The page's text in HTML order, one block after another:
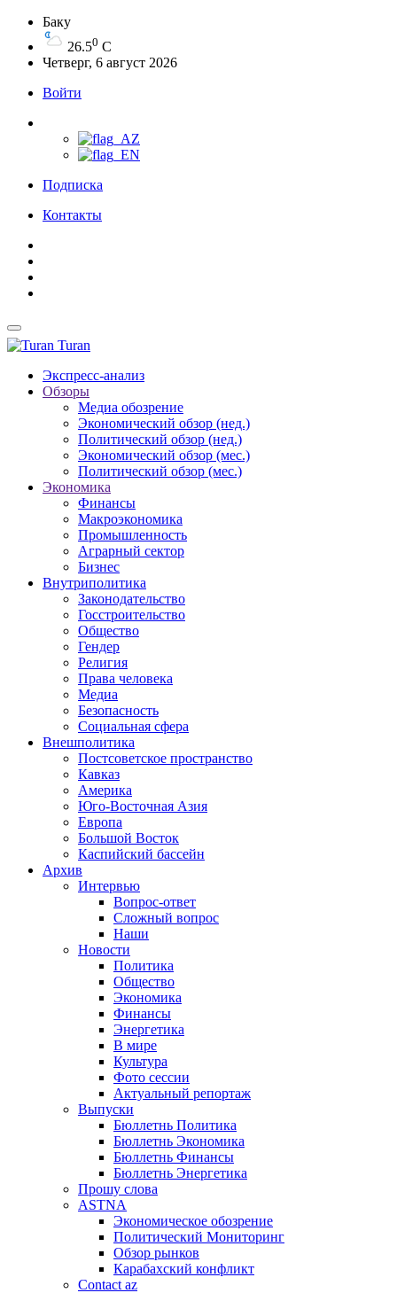
Баку
26.50 C
Четверг, 6 август 2026
Войти
Подписка
Контакты
Turan
Экспресс-анализ
Обзоры
Медиа обозрение
Экономический обзор (нед.)
Политический обзор (нед.)
Экономический обзор (мес.)
Политический обзор (мес.)
Экономика
Финансы
Макроэкономика
Промышленность
Аграрный сектор
Бизнес
Внутриполитика
Законодательство
Госстроительство
Общество
Гендер
Религия
Права человека
Медиа
Безопасность
Социальная сфера
Внешполитика
Постсоветское пространство
Кавказ
Америка
Юго-Восточная Азия
Европа
Большой Восток
Каспийский бассейн
Архив
Интервью
Вопрос-ответ
Сложный вопрос
Наши
Новости
Политика
Общество
Экономика
Финансы
Энергетика
В мире
Культура
Фото сессии
Актуальный репортаж
Выпуски
Бюллетнь Политика
Бюллетнь Экономика
Бюллетнь Финансы
Бюллетнь Энергетика
Прошу слова
ASTNA
Экономическое обозрение
Политический Мониторинг
Обзор рынков
Карабахский конфликт
Contact az